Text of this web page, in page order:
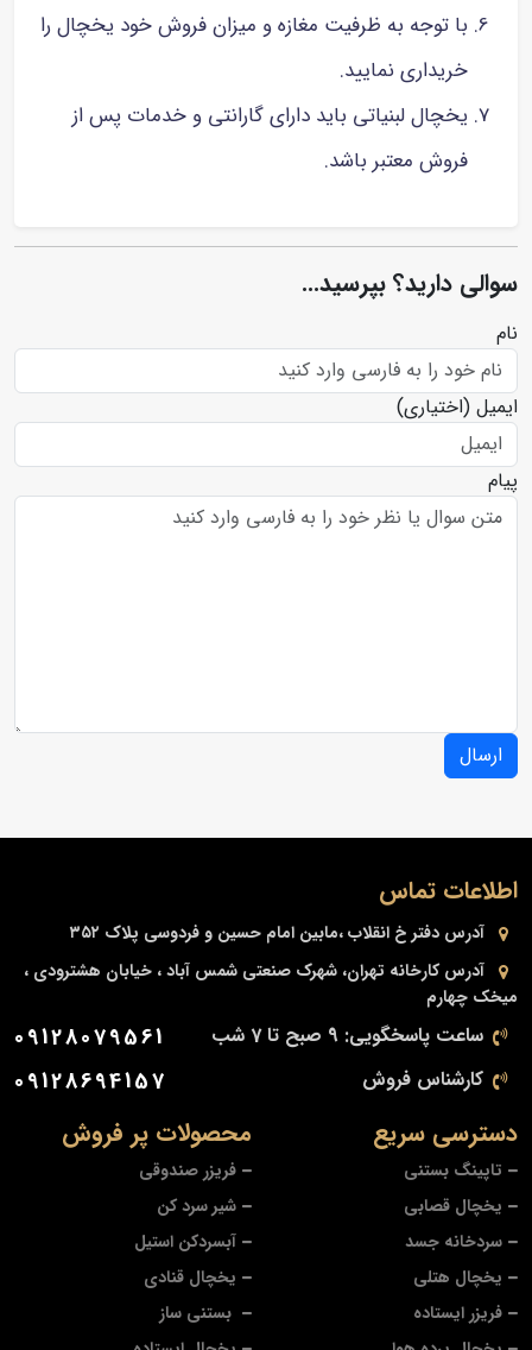
با توجه به ظرفیت مغازه و میزان فروش خود یخچال را
خریداری نمایید.
یخچال لبنیاتی باید دارای گارانتی و خدمات پس از
فروش معتبر باشد.
سوالی دارید؟ بپرسید...
نام
ایمیل (اختیاری)
پیام
ارسال
محصولات پر فروش
فریزر صندوقی
شیر سرد کن
آبسردکن استیل
یخچال قنادی
بستنی ساز
دسترسی سریع
تاپینگ بستنی
یخچال قصابی
سردخانه جسد
یخچال هتلی
فریزر ایستاده
اطلاعات تماس
آدرس دفتر خ انقلاب ،مابین امام حسین و فردوسی پلاک ۳۵۲
آدرس کارخانه تهران، شهرک صنعتی شمس آباد ، خیابان هشترودی ،
میخک چهارم
ساعت پاسخگویی: 9 صبح تا 7 شب 09128079561
کارشناس فروش 09128694157